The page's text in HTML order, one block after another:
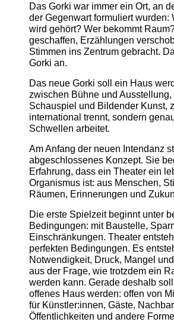
Das Gorki war immer ein Ort, an
der Gegenwart formuliert wurden:
wird gehört? Wer bekommt
geschaffen, Erzählungen
Stimmen ins Zentrum gebracht.
Gorki an.
Das neue Gorki soll ein Haus
zwischen Bühne und Ausstellung,
Schauspiel und Bildender Kunst,
international trennt, sondern
Schwellen arbeitet.
Am Anfang der neuen Intendanz
abgeschlossenes Konzept. Sie
Erfahrung, dass ein Theater ein
Organismus ist: aus Menschen,
Räumen, Erinnerungen und
Die erste Spielzeit beginnt unter
Bedingungen: mit Baustelle,
Einschränkungen. Theater
perfekten Bedingungen. Es
Notwendigkeit, Druck, Mangel
aus der Frage, wie trotzdem ein
werden kann. Gerade deshalb
offenes Haus werden: offen von
für Künstler:innen, Gäste,
Öffentlichkeiten und andere